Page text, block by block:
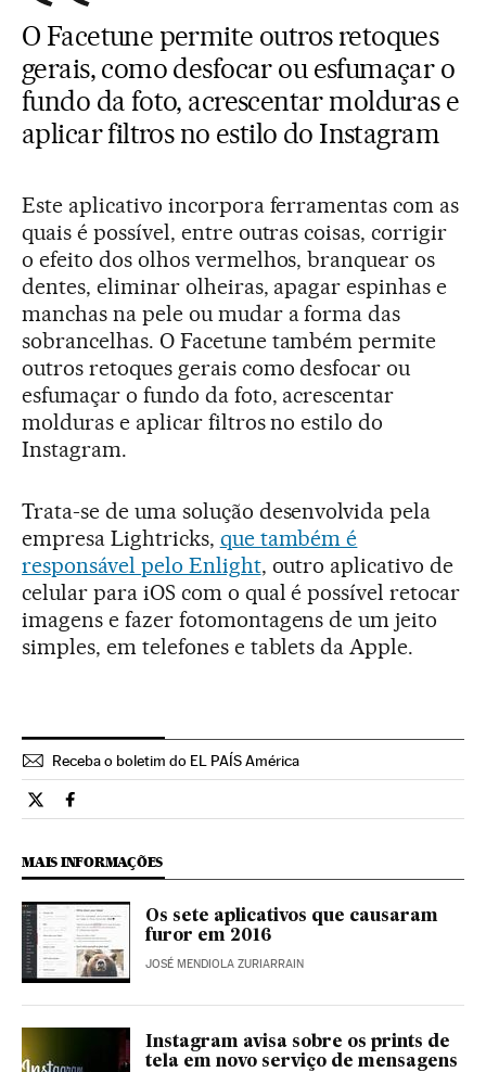
O Facetune permite outros retoques
gerais, como desfocar ou esfumaçar o
fundo da foto, acrescentar molduras e
aplicar filtros no estilo do Instagram
Este aplicativo incorpora ferramentas com as
quais é possível, entre outras coisas, corrigir
o efeito dos olhos vermelhos, branquear os
dentes, eliminar olheiras, apagar espinhas e
manchas na pele ou mudar a forma das
sobrancelhas. O Facetune também permite
outros retoques gerais como desfocar ou
esfumaçar o fundo da foto, acrescentar
molduras e aplicar filtros no estilo do
Instagram.
Trata-se de uma solução desenvolvida pela
empresa Lightricks, que também é
responsável pelo Enlight, outro aplicativo de
celular para iOS com o qual é possível retocar
imagens e fazer fotomontagens de um jeito
simples, em telefones e tablets da Apple.
Receba o boletim do EL PAÍS América
Tecnologia El País Brasil en Twitter
Tecnologia El País Brasil en Facebook
MAIS INFORMAÇÕES
Os sete aplicativos que causaram
furor em 2016
JOSÉ MENDIOLA ZURIARRAIN
Instagram avisa sobre os prints de
tela em novo serviço de mensagens